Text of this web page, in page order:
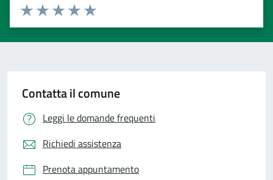
Valuta 5 stelle su 5
Valuta 4 stelle su 5
Valuta 3 stelle su 5
Valuta 2 stelle su 5
Valuta 1 stelle su 5
Contatta il comune
Leggi le domande frequenti
Richiedi assistenza
Prenota appuntamento